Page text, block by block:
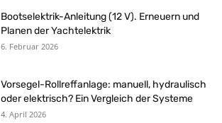
Bootselektrik-Anleitung (12 V). Erneuern und
Planen der Yachtelektrik
6. Februar 2026
Vorsegel-Rollreffanlage: manuell, hydraulisch
oder elektrisch? Ein Vergleich der Systeme
4. April 2026